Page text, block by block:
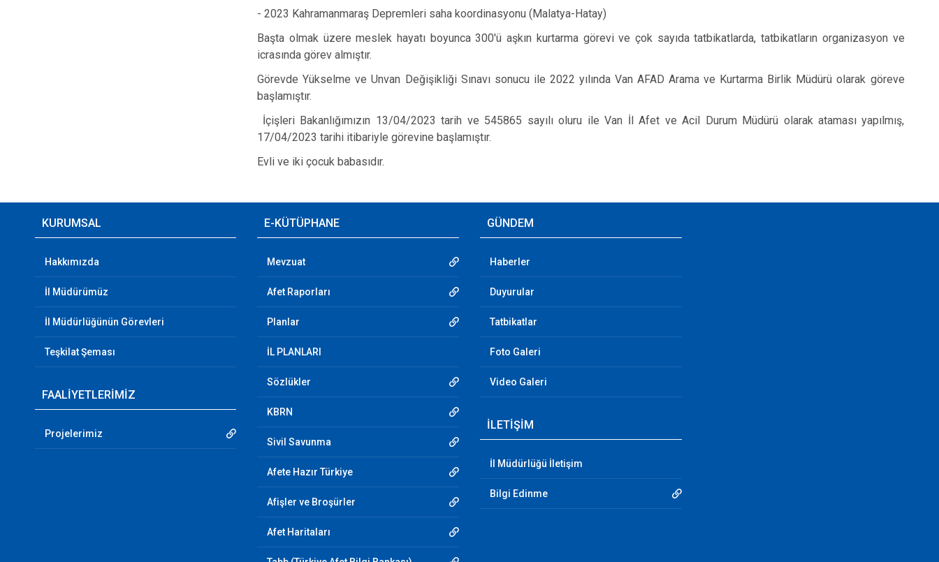
-2023 Kahramanmaraş Depremleri saha koordinasyonu (Malatya-Hatay)
Başta olmak üzere meslek hayatı boyunca 300'ü aşkın kurtarma görevi ve çok sayıda tatbikatlarda, tatbikatların organizasyon ve
icrasında görev almıştır.
Görevde Yükselme ve Unvan Değişikliği Sınavı sonucu ile 2022 yılında Van AFAD Arama ve Kurtarma Birlik Müdürü olarak göreve
başlamıştır.
İçişleri Bakanlığımızın 13/04/2023 tarih ve 545865 sayılı oluru ile Van İl Afet ve Acil Durum Müdürü olarak ataması yapılmış,
17/04/2023 tarihi itibariyle görevine başlamıştır.
Evli ve iki çocuk babasıdır.
KURUMSAL
Hakkımızda
İl Müdürümüz
İl Müdürlüğünün Görevleri
Teşkilat Şeması
FAALİYETLERİMİZ
Projelerimiz
E-KÜTÜPHANE
Mevzuat
Afet Raporları
Planlar
İL PLANLARI
Sözlükler
KBRN
Sivil Savunma
Afete Hazır Türkiye
Afişler ve Broşürler
Afet Haritaları
GÜNDEM
Haberler
Duyurular
Tatbikatlar
Foto Galeri
Video Galeri
İLETİŞİM
İl Müdürlüğü İletişim
Bilgi Edinme